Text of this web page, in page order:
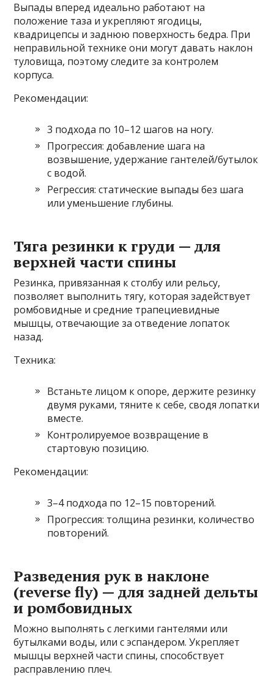
Выпады вперед идеально работают на
положение таза и укрепляют ягодицы,
квадрицепсы и заднюю поверхность бедра. При
неправильной технике они могут давать наклон
туловища, поэтому следите за контролем
корпуса.
Рекомендации:
3 подхода по 10–12 шагов на ногу.
Прогрессия: добавление шага на
возвышение, удержание гантелей/бутылок
с водой.
Регрессия: статические выпады без шага
или уменьшение глубины.
Тяга резинки к груди — для
верхней части спины
Резинка, привязанная к столбу или рельсу,
позволяет выполнить тягу, которая задействует
ромбовидные и средние трапециевидные
мышцы, отвечающие за отведение лопаток
назад.
Техника:
Встаньте лицом к опоре, держите резинку
двумя руками, тяните к себе, сводя лопатки
вместе.
Контролируемое возвращение в
стартовую позицию.
Рекомендации:
3–4 подхода по 12–15 повторений.
Прогрессия: толщина резинки, количество
повторений.
Разведения рук в наклоне
(reverse fly) — для задней дельты
и ромбовидных
Можно выполнять с легкими гантелями или
бутылками воды, или с эспандером. Укрепляет
мышцы верхней части спины, способствует
расправлению плеч.